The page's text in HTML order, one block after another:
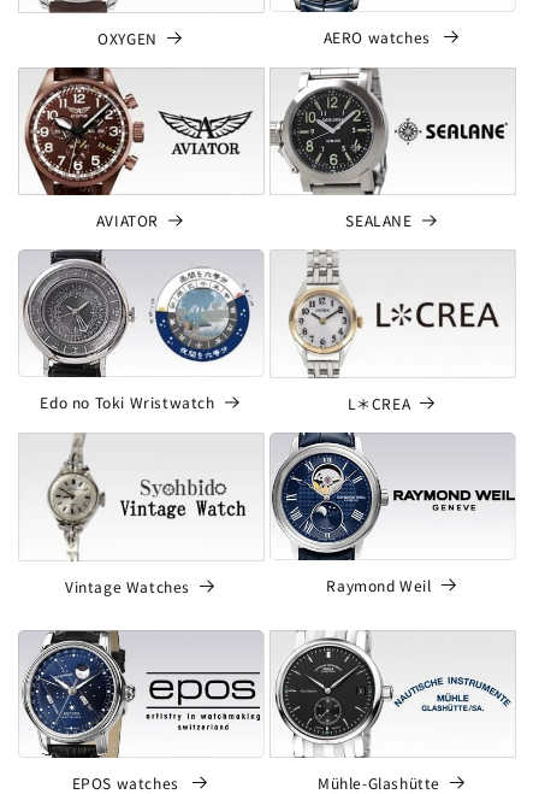
OXYGEN AERO watches
AVIATOR SEALANE
Edo no Toki Wristwatch L＊CREA
Vintage Watches Raymond Weil
EPOS watches Mühle-Glashütte